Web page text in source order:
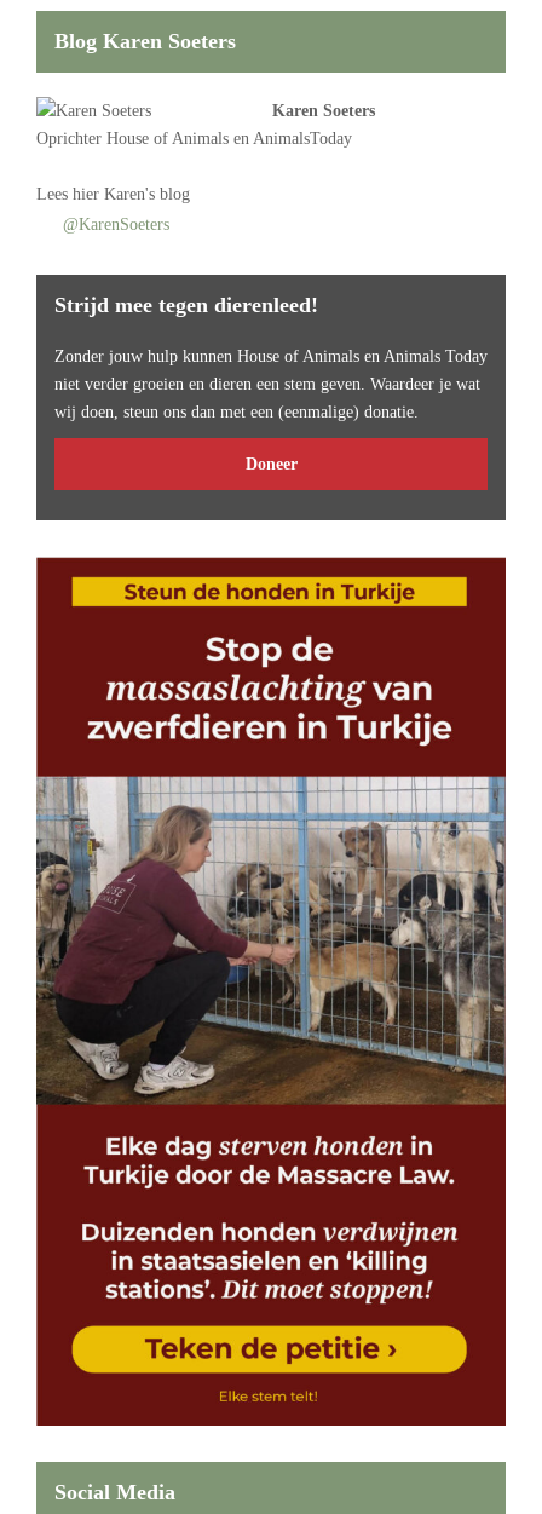
Blog Karen Soeters
Karen Soeters
Oprichter House of Animals en AnimalsToday
Lees hier Karen's blog
@KarenSoeters
Strijd mee tegen dierenleed!
Zonder jouw hulp kunnen House of Animals en Animals Today
niet verder groeien en dieren een stem geven. Waardeer je wat
wij doen, steun ons dan met een (eenmalige) donatie.
Doneer
Social Media